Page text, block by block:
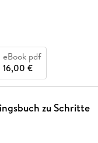
eBook pdf
16,00 €
zu Schritte